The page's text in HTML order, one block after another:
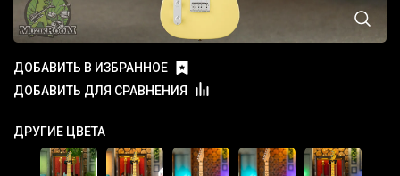
ДОБАВИТЬ В ИЗБРАННОЕ
ДОБАВИТЬ ДЛЯ СРАВНЕНИЯ
ДРУГИЕ ЦВЕТА